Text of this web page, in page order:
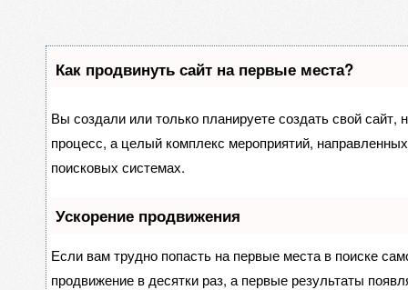
Как продвинуть сайт на первые места?
Вы создали или только планируете создать свой сайт,
процесс, а целый комплекс мероприятий,
поисковых системах.
Ускорение продвижения
Если вам трудно попасть на первые места в поиске
продвижение в десятки раз, а первые результаты